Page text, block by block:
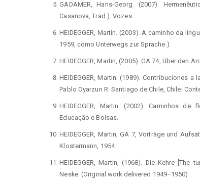
GADAMER, Hans-Georg. (2007).
Casanova, Trad.). Vozes
HEIDEGGER, Martin. (2003). A caminho da
1959, como Unterwegs zur Sprache.)
HEIDEGGER, Martin, (2005). GA 74, Über den
HEIDEGGER, Martin. (1989). Contribuciones
Pablo Oyarzun R. Santiago de Chile, Chile:
HEIDEGGER, Martin. (2002). Caminhos
Educação e Bolsas.
HEIDEGGER, Martin, GA 7, Vorträge und
Klostermann, 1954.
HEIDEGGER, Martin, (1968). Die Kehre
Neske. (Original work delivered 1949–1950)